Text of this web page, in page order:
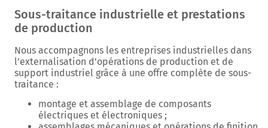
Sous-traitance industrielle et prestations
de production
Nous accompagnons les entreprises industrielles dans
l’externalisation d’opérations de production et de
support industriel grâce à une offre complète de sous-
traitance :
montage et assemblage de composants
électriques et électroniques ;